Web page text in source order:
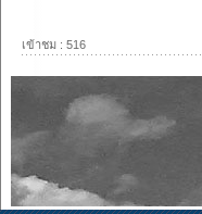
เข้าชม : 516